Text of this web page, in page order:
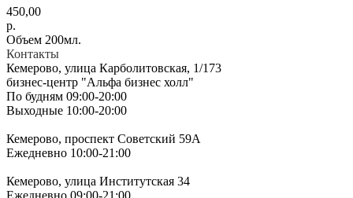
450,00
р.
Объем 200мл.
Контакты
Кемерово, улица Карболитовская, 1/173
бизнес-центр "Альфа бизнес холл"
По будням 09:00-20:00
Выходные 10:00-20:00
Кемерово, проспект Советский 59А
Ежедневно 10:00-21:00
Кемерово, улица Институтская 34
Ежедневно 09:00-21:00